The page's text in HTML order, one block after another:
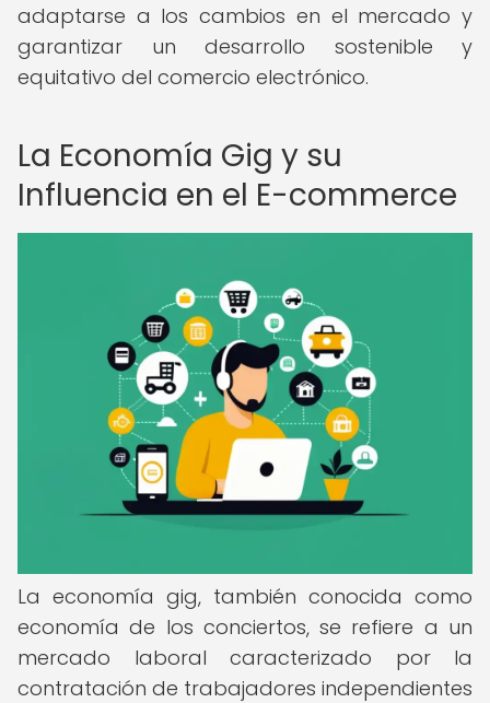
adaptarse a los cambios en el mercado y
garantizar un desarrollo sostenible y
equitativo del comercio electrónico.
La Economía Gig y su
Influencia en el E-commerce
La economía gig, también conocida como
economía de los conciertos, se refiere a un
mercado laboral caracterizado por la
contratación de trabajadores independientes